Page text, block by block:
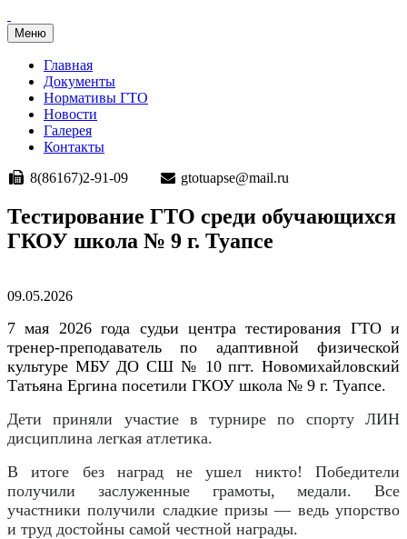
Меню
Главная
Документы
Нормативы ГТО
Новости
Галерея
Контакты
8(86167)2-91-09
gtotuapse@mail.ru
Перейти
к
содержимому
Тестирование ГТО среди обучающихся
ГКОУ школа № 9 г. Туапсе
Опубликовано
09.05.2026
7 мая 2026 года судьи центра тестирования ГТО и
тренер-преподаватель по адаптивной физической
культуре МБУ ДО СШ № 10 пгт. Новомихайловский
Татьяна Ергина посетили ГКОУ школа № 9 г. Туапсе.
Дети приняли участие в турнире по спорту ЛИН
дисциплина легкая атлетика.
В итоге без наград не ушел никто! Победители
получили заслуженные грамоты, медали. Все
участники получили сладкие призы — ведь упорство
и труд достойны самой честной награды.